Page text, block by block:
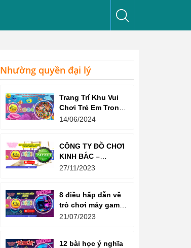
Nhường quyền đại lý
Trang Trí Khu Vui
Chơi Trẻ Em Trong
Nhà Như Thế Nào
14/06/2024
CÔNG TY ĐỒ CHƠI
KINH BẮC –
CHỨNG CHỈ ISO
27/11/2023
8 điều hấp dẫn về
trò chơi máy game
bắn súng
21/07/2023
12 bài học ý nghĩa